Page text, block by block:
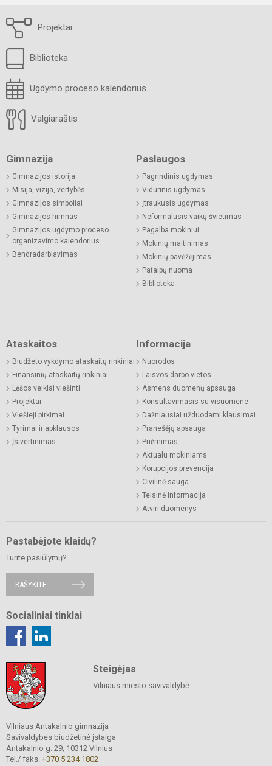
Projektai
Biblioteka
Ugdymo proceso kalendorius
Valgiaraštis
Gimnazija
Gimnazijos istorija
Misija, vizija, vertybės
Gimnazijos simboliai
Gimnazijos himnas
Gimnazijos ugdymo proceso
organizavimo kalendorius
Bendradarbiavimas
Paslaugos
Pagrindinis ugdymas
Vidurinis ugdymas
Įtraukusis ugdymas
Neformalusis vaikų švietimas
Pagalba mokiniui
Mokinių maitinimas
Mokinių pavėžėjimas
Patalpų nuoma
Biblioteka
Ataskaitos
Biudžeto vykdymo ataskaitų rinkiniai
Finansinių ataskaitų rinkiniai
Lėšos veiklai viešinti
Projektai
Viešieji pirkimai
Tyrimai ir apklausos
Įsivertinimas
Informacija
Nuorodos
Laisvos darbo vietos
Asmens duomenų apsauga
Konsultavimasis su visuomene
Dažniausiai užduodami klausimai
Pranešėjų apsauga
Priėmimas
Aktualu mokiniams
Korupcijos prevencija
Civilinė sauga
Teisinė informacija
Atviri duomenys
Pastabėjote klaidų?
Turite pasiūlymų?
RAŠYKITE
Socialiniai tinklai
Steigėjas
Vilniaus miesto savivaldybė
Vilniaus Antakalnio gimnazija
Savivaldybės biudžetinė įstaiga
Antakalnio g. 29, 10312 Vilnius
Tel./ faks. +370 5 234 1802